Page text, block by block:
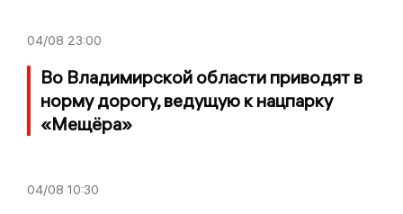
04/08 23:00
Во Владимирской области приводят в
норму дорогу, ведущую к нацпарку
«Мещёра»
04/08 10:30